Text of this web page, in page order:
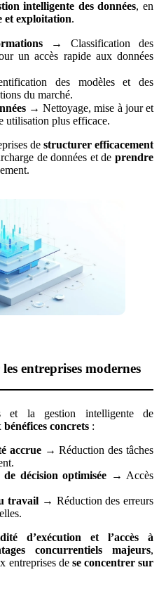
intelligente des données, en
et exploitation.
→ Classification des
un accès rapide aux données
des modèles et des
du marché.
→ Nettoyage, mise à jour et
utilisation plus efficace.
de structurer efficacement
de données et deprendre
entreprises modernes
et la gestion intelligente de
bénéfices concrets :
accrue→ Réduction des tâches
décision optimisée → Accès
travail → Réduction des erreurs
d’exécution et l’accès à
concurrentiels majeurs,
entreprises de se concentrer sur